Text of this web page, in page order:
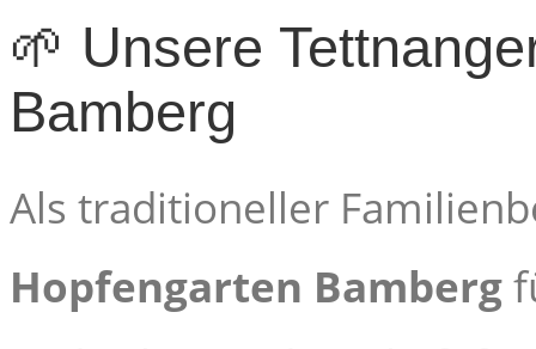
🌱 Unsere
Bamberg
Als traditioneller
Hopfengarten Bamberg